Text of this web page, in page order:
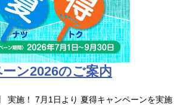
ン2026のご案内
実施！ 7月1日より 夏得キャンペーンを実施